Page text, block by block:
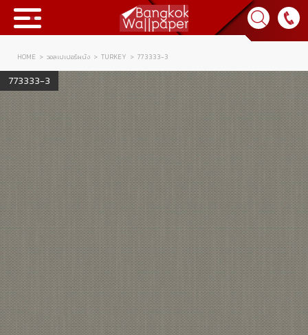
Collection
BWP
Product
Tips & Tricks
Tips & Tricks
News & Activity
Contact Us
About Us
Achievement
Contact Us
เข้าสู่ระบบ
Wish List
HOME วอลเปเปอร์ผนัง TURKEY 773333-3
773333-3